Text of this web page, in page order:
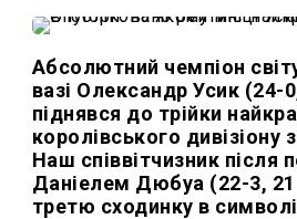
Абсолютний чемпіон
вазі Олександр Усик (24-
піднявся до трійки
королівського дивізіону
Наш співвітчизник після
Даніелем Дюбуа (22-3,
третю сходинку в